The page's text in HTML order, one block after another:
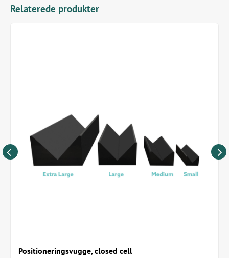
sæt med 10 stk
desinfektion bruges godkendte
overfladedesinfektionsmidler, som er skånsomme for plast
og vinyl.
Relaterede produkter
Positioneringsvugge, closed cell